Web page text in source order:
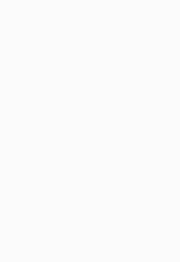
morbide